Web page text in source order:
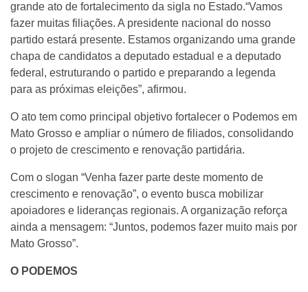
grande ato de fortalecimento da sigla no Estado.“Vamos
fazer muitas filiações. A presidente nacional do nosso
partido estará presente. Estamos organizando uma grande
chapa de candidatos a deputado estadual e a deputado
federal, estruturando o partido e preparando a legenda
para as próximas eleições”, afirmou.
O ato tem como principal objetivo fortalecer o Podemos em
Mato Grosso e ampliar o número de filiados, consolidando
o projeto de crescimento e renovação partidária.
Com o slogan “Venha fazer parte deste momento de
crescimento e renovação”, o evento busca mobilizar
apoiadores e lideranças regionais. A organização reforça
ainda a mensagem: “Juntos, podemos fazer muito mais por
Mato Grosso”.
O PODEMOS